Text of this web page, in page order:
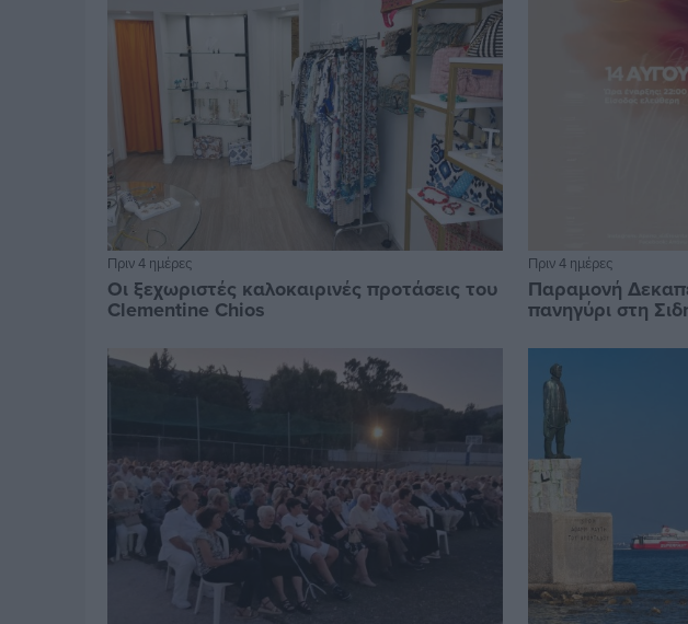
Πριν 4 ημέρες
Οι ξεχωριστές καλοκαιρινές προτάσεις του
Clementine Chios
Πριν 4 ημέρες
Παραμονή
πανηγύρι στη